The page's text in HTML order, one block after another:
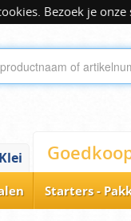
Bezoek je
Klei
Starters -